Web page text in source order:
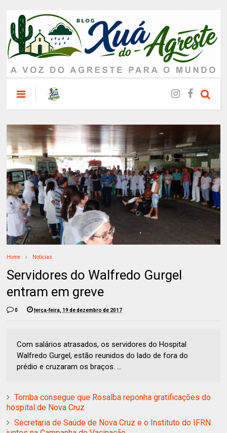
Home Noticias
Servidores do Walfredo Gurgel
entram em greve
0 terça-feira, 19 de dezembro de 2017
Com salários atrasados, os servidores do Hospital
Walfredo Gurgel, estão reunidos do lado de fora do
prédio e cruzaram os braços. ...
Tomba consegue que Rosalba reponha gratificações do
hospital de Nova Cruz
Secretaria de Saúde de Nova Cruz e o Instituto do IFRN